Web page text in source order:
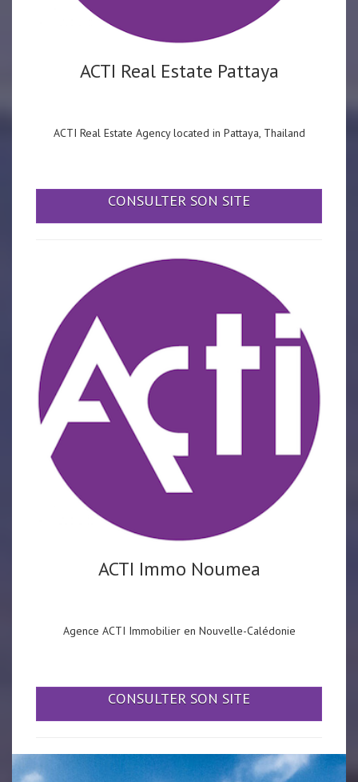
ACTI Real Estate Pattaya
ACTI Real Estate Agency located in Pattaya, Thailand
CONSULTER SON SITE
ACTI Immo Noumea
Agence ACTI Immobilier en Nouvelle-Calédonie
CONSULTER SON SITE